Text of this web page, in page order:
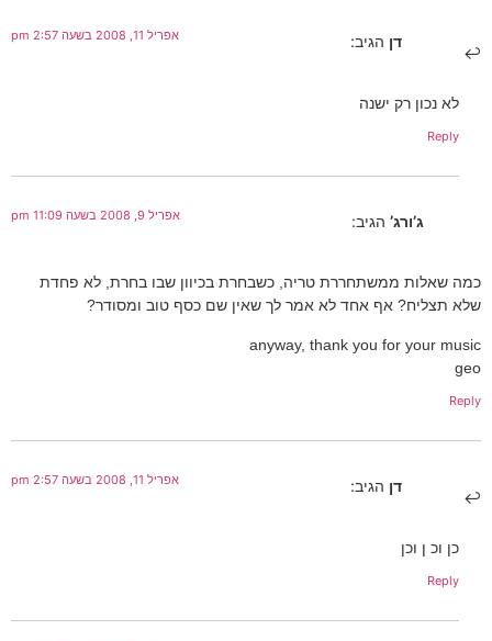
דן הגיב: אפריל 11, 2008 בשעה 2:57 pm
לא נכון רק ישנה
Reply
ג’ורג’ הגיב: אפריל 9, 2008 בשעה 11:09 pm
כמה שאלות ממשתחררת טריה, כשבחרת בכיוון שבו בחרת, לא פחדת
שלא תצליח? אף אחד לא אמר לך שאין שם כסף טוב ומסודר?
anyway, thank you for your music
geo
Reply
דן הגיב: אפריל 11, 2008 בשעה 2:57 pm
כן וכ ן וכן
Reply